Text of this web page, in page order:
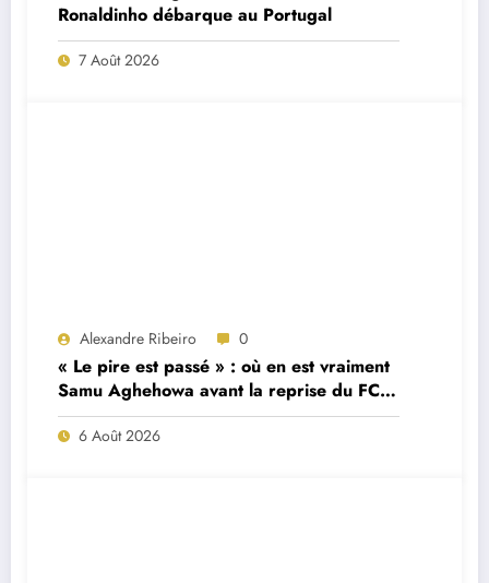
Ronaldinho débarque au Portugal
7 Août 2026
Alexandre Ribeiro 0
« Le pire est passé » : où en est vraiment
Samu Aghehowa avant la reprise du FC
Porto ?
6 Août 2026